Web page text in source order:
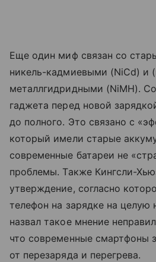
Еще один миф связан со
никель-кадмиевыми (NiCd) и
металлгидридными (NiMH).
гаджета перед новой
до полного. Это связано с
который имели старые
современные батареи не
проблемы. Также Кингсли-
утверждение, согласно
телефон на зарядке на целую
назвал такое мнение
что современные смартфоны
от перезаряда и перегрева.